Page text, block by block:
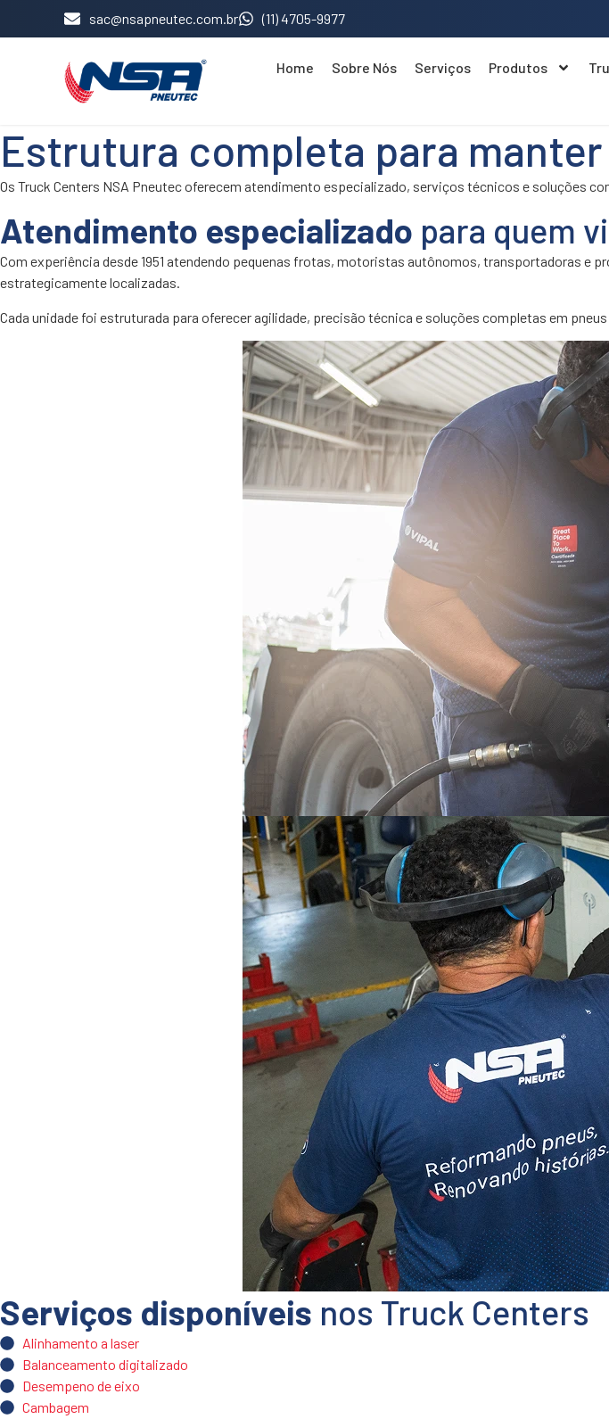
sac@nsapneutec.com.br (11) 4705-9977
Home Sobre Nós Serviços Produtos
Estrutura completa para manter
Os Truck Centers NSA Pneutec oferecem atendimento especializado, serviços técnicos e soluções
Atendimento especializado para quem
Com experiência desde 1951 atendendo pequenas frotas, motoristas autônomos, transportadoras e
estrategicamente localizadas.
Cada unidade foi estruturada para oferecer agilidade, precisão técnica e soluções completas em
Serviços disponíveis nos Truck Centers
Alinhamento a laser
Balanceamento digitalizado
Desempeno de eixo
Cambagem